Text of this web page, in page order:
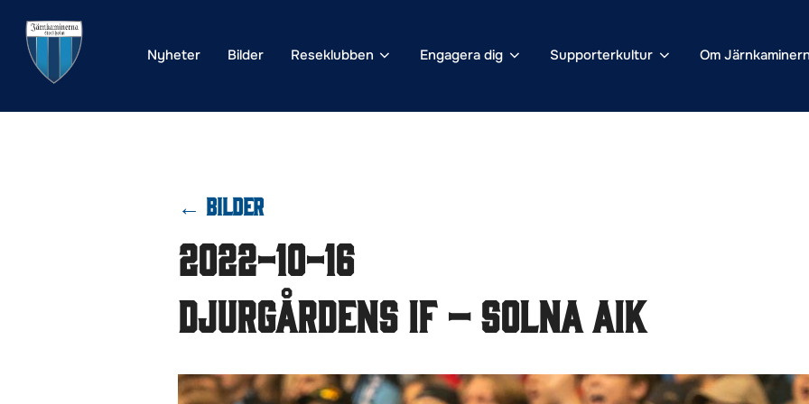
innehåll
Nyheter Bilder Reseklubben Engagera dig Supporterkultur Om
← BILDER
2022-10-16
Djurgårdens IF – Solna Aik